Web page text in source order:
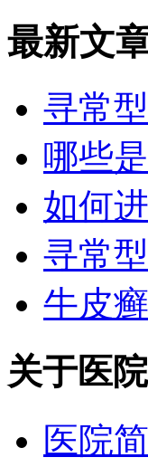
最新文
寻常
哪些
如何
寻常
牛皮
关于医院
医院